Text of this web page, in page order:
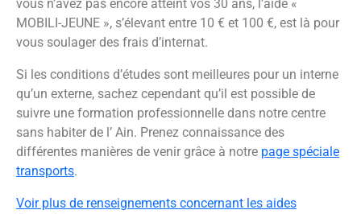
vous n’avez pas encore atteint vos 30 ans, l’aide «
MOBILI-JEUNE », s’élevant entre 10 € et 100 €, est là pour
vous soulager des frais d’internat.
Si les conditions d’études sont meilleures pour un interne
qu’un externe, sachez cependant qu’il est possible de
suivre une formation professionnelle dans notre centre
sans habiter de l’ Ain. Prenez connaissance des
différentes manières de venir grâce à notre page spéciale
transports.
Voir plus de renseignements concernant les aides